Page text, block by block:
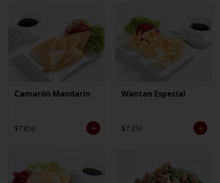
Camarón Mandarín
$7.850
Wantan Especial
$7.350